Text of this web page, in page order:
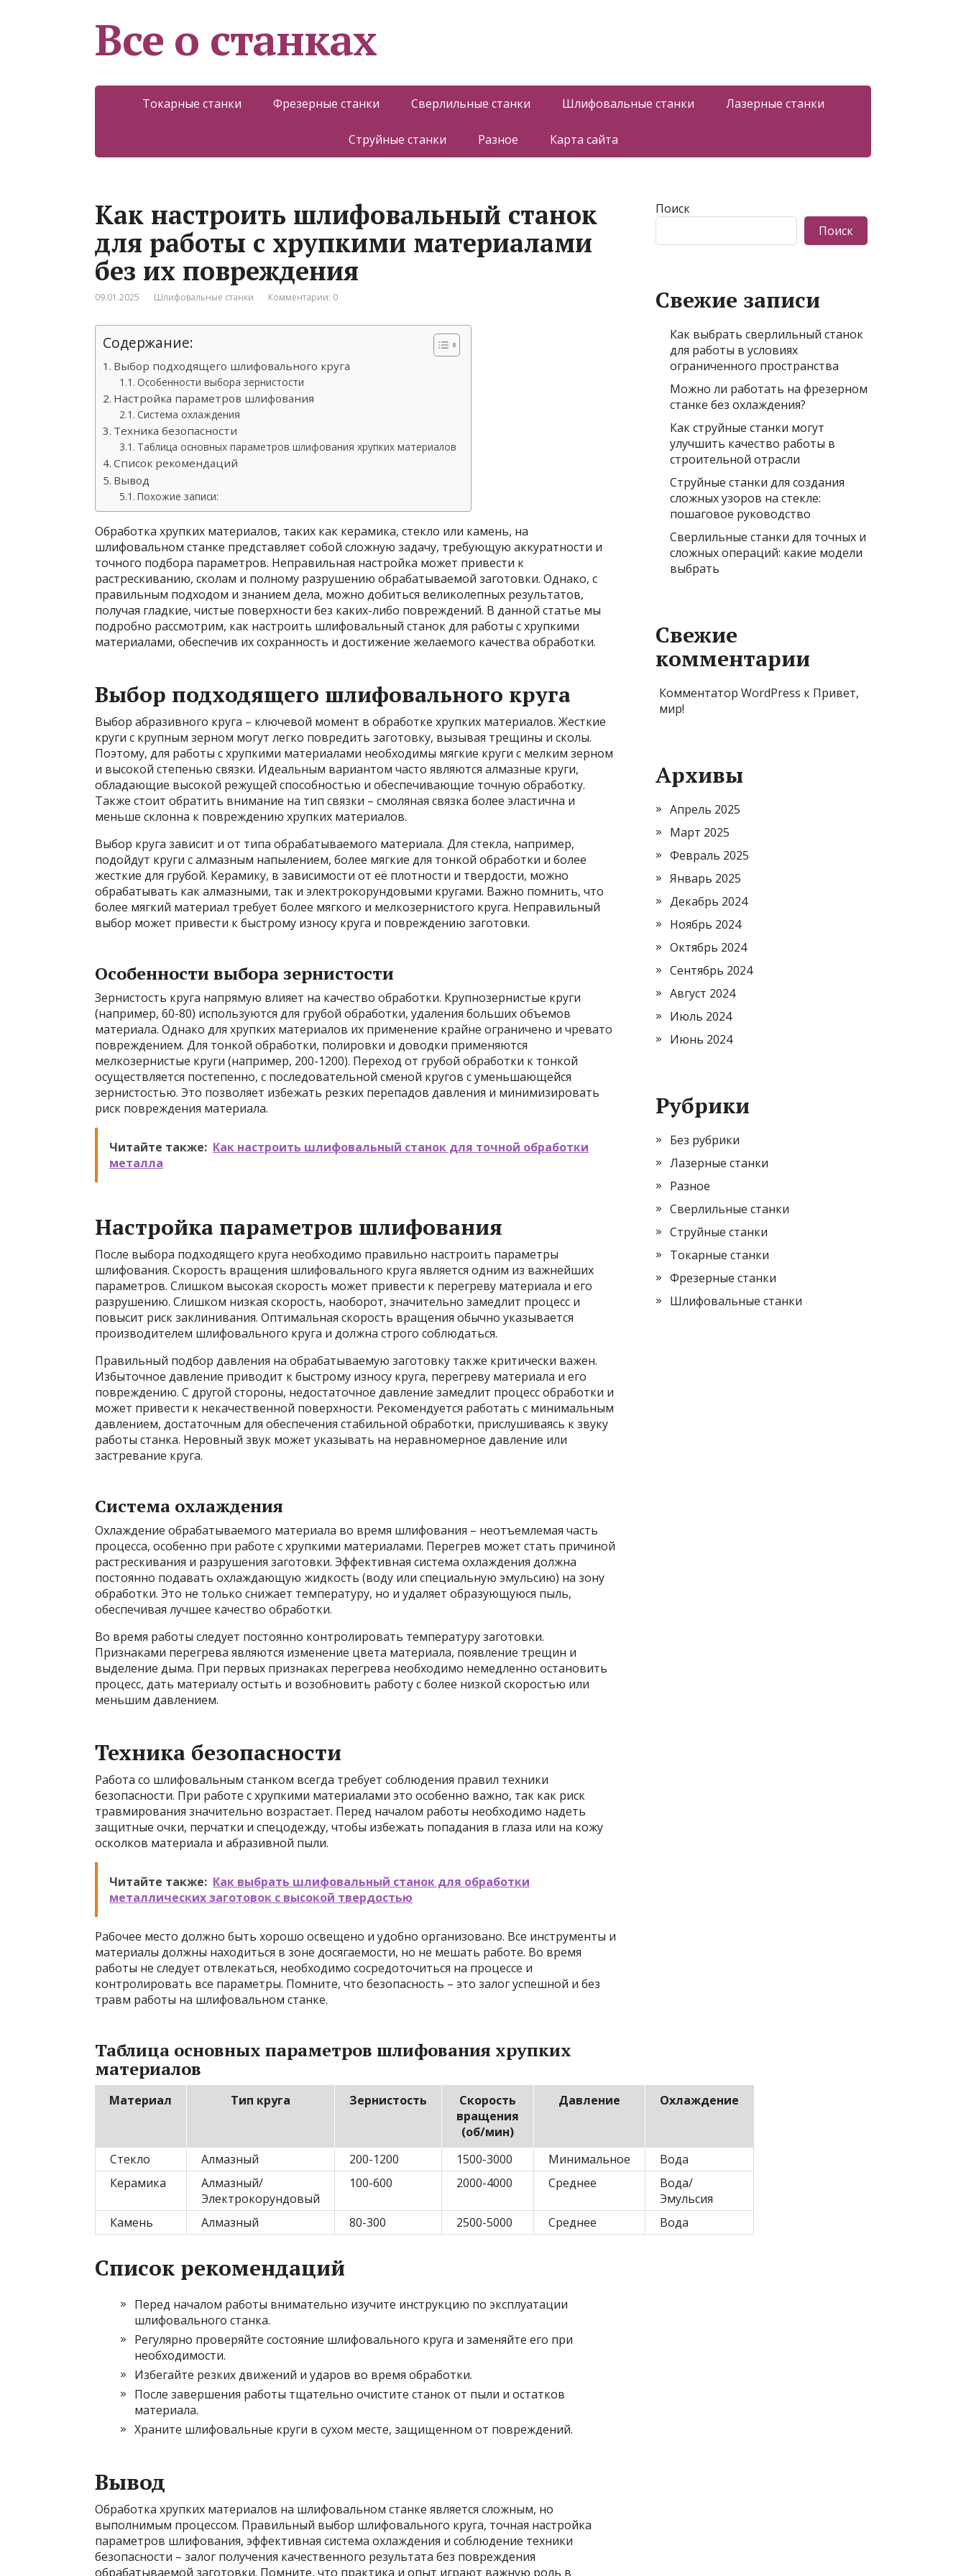
Все о станках
Токарные станки Фрезерные станки Сверлильные станки Шлифовальные станки Лазерные станки
Струйные станки Разное Карта сайта
Как настроить шлифовальный станок
для работы с хрупкими материалами
без их повреждения
09.01.2025 Шлифовальные станки Комментарии: 0
Содержание:
Выбор подходящего шлифовального круга
Особенности выбора зернистости
Настройка параметров шлифования
Система охлаждения
Техника безопасности
Таблица основных параметров шлифования хрупких материалов
Список рекомендаций
Вывод
Похожие записи:
Обработка хрупких материалов, таких как керамика, стекло или камень, на
шлифовальном станке представляет собой сложную задачу, требующую аккуратности и
точного подбора параметров. Неправильная настройка может привести к
растрескиванию, сколам и полному разрушению обрабатываемой заготовки. Однако, с
правильным подходом и знанием дела, можно добиться великолепных результатов,
получая гладкие, чистые поверхности без каких-либо повреждений. В данной статье мы
подробно рассмотрим, как настроить шлифовальный станок для работы с хрупкими
материалами, обеспечив их сохранность и достижение желаемого качества обработки.
Выбор подходящего шлифовального круга
Выбор абразивного круга – ключевой момент в обработке хрупких материалов. Жесткие
круги с крупным зерном могут легко повредить заготовку, вызывая трещины и сколы.
Поэтому, для работы с хрупкими материалами необходимы мягкие круги с мелким зерном
и высокой степенью связки. Идеальным вариантом часто являются алмазные круги,
обладающие высокой режущей способностью и обеспечивающие точную обработку.
Также стоит обратить внимание на тип связки – смоляная связка более эластична и
меньше склонна к повреждению хрупких материалов.
Выбор круга зависит и от типа обрабатываемого материала. Для стекла, например,
подойдут круги с алмазным напылением, более мягкие для тонкой обработки и более
жесткие для грубой. Керамику, в зависимости от её плотности и твердости, можно
обрабатывать как алмазными, так и электрокорундовыми кругами. Важно помнить, что
более мягкий материал требует более мягкого и мелкозернистого круга. Неправильный
выбор может привести к быстрому износу круга и повреждению заготовки.
Особенности выбора зернистости
Зернистость круга напрямую влияет на качество обработки. Крупнозернистые круги
(например, 60-80) используются для грубой обработки, удаления больших объемов
материала. Однако для хрупких материалов их применение крайне ограничено и чревато
повреждением. Для тонкой обработки, полировки и доводки применяются
мелкозернистые круги (например, 200-1200). Переход от грубой обработки к тонкой
осуществляется постепенно, с последовательной сменой кругов с уменьшающейся
зернистостью. Это позволяет избежать резких перепадов давления и минимизировать
риск повреждения материала.
Читайте также: Как настроить шлифовальный станок для точной обработки
металла
Настройка параметров шлифования
После выбора подходящего круга необходимо правильно настроить параметры
шлифования. Скорость вращения шлифовального круга является одним из важнейших
параметров. Слишком высокая скорость может привести к перегреву материала и его
разрушению. Слишком низкая скорость, наоборот, значительно замедлит процесс и
повысит риск заклинивания. Оптимальная скорость вращения обычно указывается
производителем шлифовального круга и должна строго соблюдаться.
Правильный подбор давления на обрабатываемую заготовку также критически важен.
Избыточное давление приводит к быстрому износу круга, перегреву материала и его
повреждению. С другой стороны, недостаточное давление замедлит процесс обработки и
может привести к некачественной поверхности. Рекомендуется работать с минимальным
давлением, достаточным для обеспечения стабильной обработки, прислушиваясь к звуку
работы станка. Неровный звук может указывать на неравномерное давление или
застревание круга.
Система охлаждения
Охлаждение обрабатываемого материала во время шлифования – неотъемлемая часть
процесса, особенно при работе с хрупкими материалами. Перегрев может стать причиной
растрескивания и разрушения заготовки. Эффективная система охлаждения должна
постоянно подавать охлаждающую жидкость (воду или специальную эмульсию) на зону
обработки. Это не только снижает температуру, но и удаляет образующуюся пыль,
обеспечивая лучшее качество обработки.
Во время работы следует постоянно контролировать температуру заготовки.
Признаками перегрева являются изменение цвета материала, появление трещин и
выделение дыма. При первых признаках перегрева необходимо немедленно остановить
процесс, дать материалу остыть и возобновить работу с более низкой скоростью или
меньшим давлением.
Техника безопасности
Работа со шлифовальным станком всегда требует соблюдения правил техники
безопасности. При работе с хрупкими материалами это особенно важно, так как риск
травмирования значительно возрастает. Перед началом работы необходимо надеть
защитные очки, перчатки и спецодежду, чтобы избежать попадания в глаза или на кожу
осколков материала и абразивной пыли.
Читайте также: Как выбрать шлифовальный станок для обработки
металлических заготовок с высокой твердостью
Рабочее место должно быть хорошо освещено и удобно организовано. Все инструменты и
материалы должны находиться в зоне досягаемости, но не мешать работе. Во время
работы не следует отвлекаться, необходимо сосредоточиться на процессе и
контролировать все параметры. Помните, что безопасность – это залог успешной и без
травм работы на шлифовальном станке.
Таблица основных параметров шлифования хрупких
материалов
Материал Тип круга Зернистость
Скорость
вращения
(об/мин)
Давление Охлаждение
Стекло Алмазный 200-1200 1500-3000 Минимальное
Вода
Керамика
Алмазный/
Электрокорундовый
100-600 2000-4000 Среднее
Вода/
Эмульсия
Камень
Алмазный 80-300 2500-5000 Среднее Вода
Список рекомендаций
Перед началом работы внимательно изучите инструкцию по эксплуатации
шлифовального станка.
Регулярно проверяйте состояние шлифовального круга и заменяйте его при
необходимости.
Избегайте резких движений и ударов во время обработки.
После завершения работы тщательно очистите станок от пыли и остатков
материала.
Храните шлифовальные круги в сухом месте, защищенном от повреждений.
Вывод
Обработка хрупких материалов на шлифовальном станке является сложным, но
выполнимым процессом. Правильный выбор шлифовального круга, точная настройка
параметров шлифования, эффективная система охлаждения и соблюдение техники
безопасности – залог получения качественного результата без повреждения
обрабатываемой заготовки. Помните, что практика и опыт играют важную роль в
Поиск
Поиск
Свежие записи
Как выбрать сверлильный станок
для работы в условиях
ограниченного пространства
Можно ли работать на фрезерном
станке без охлаждения?
Как струйные станки могут
улучшить качество работы в
строительной отрасли
Струйные станки для создания
сложных узоров на стекле:
пошаговое руководство
Сверлильные станки для точных и
сложных операций: какие модели
выбрать
Свежие
комментарии
Комментатор WordPress к Привет,
мир!
Архивы
Апрель 2025
Март 2025
Февраль 2025
Январь 2025
Декабрь 2024
Ноябрь 2024
Октябрь 2024
Сентябрь 2024
Август 2024
Июль 2024
Июнь 2024
Рубрики
Без рубрики
Лазерные станки
Разное
Сверлильные станки
Струйные станки
Токарные станки
Фрезерные станки
Шлифовальные станки